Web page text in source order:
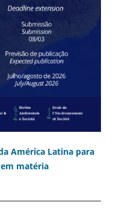
América Latina para
matéria